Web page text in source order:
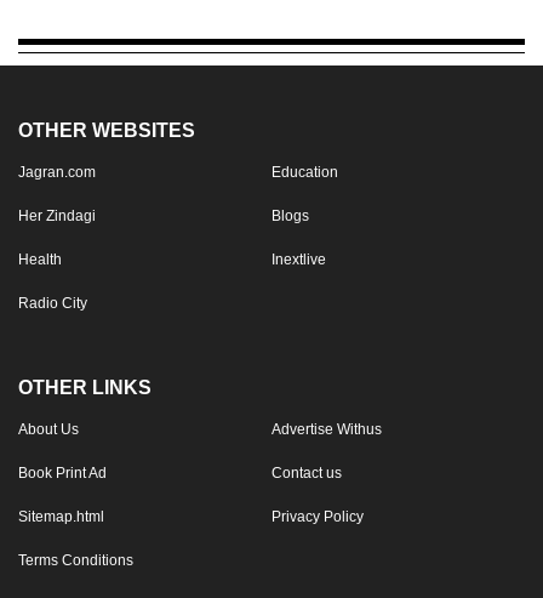
OTHER WEBSITES
Jagran.com Education
Her Zindagi Blogs
Health Inextlive
Radio City
OTHER LINKS
About Us Advertise Withus
Book Print Ad Contact us
Sitemap.html Privacy Policy
Terms Conditions